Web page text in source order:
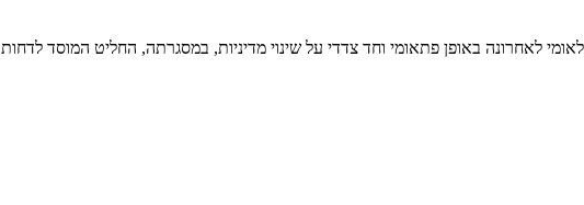
לאחרונה באופן פתאומי וחד צדדי על שינוי מדיניות, במסגרתה, החליט המוסד לדחות